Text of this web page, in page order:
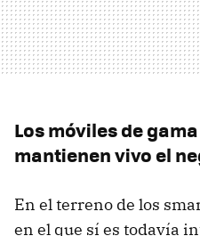
Los móviles de
mantienen vivo el
En el terreno de los
en el que sí es todavía